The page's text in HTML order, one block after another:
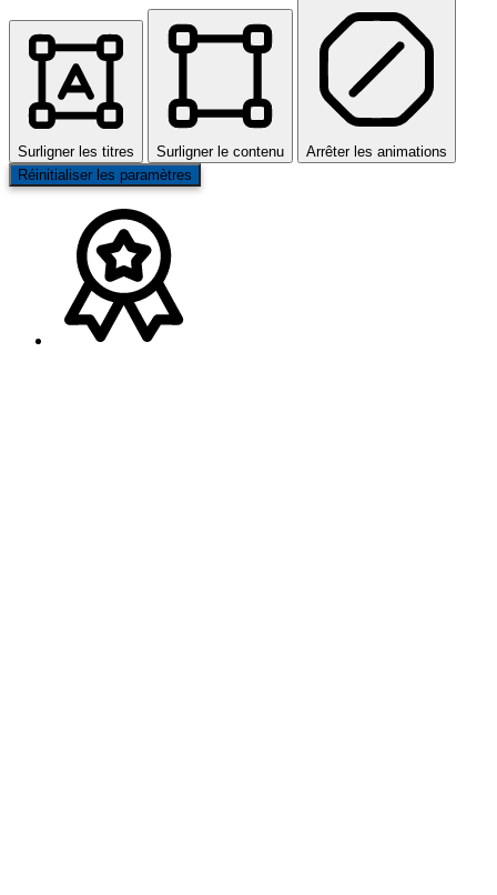
Surligner les titres Surligner le contenu
Arrêter les animations
Réinitialiser les paramètres